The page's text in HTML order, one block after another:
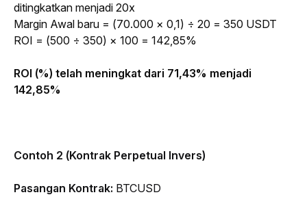
ditingkatkan menjadi 20x
Margin Awal baru = (70.000 × 0,1) ÷ 20 = 350 USDT
ROI = (500 ÷ 350) × 100 = 142,85%
ROI (%) telah meningkat dari 71,43% menjadi
142,85%
Contoh 2 (Kontrak Perpetual Invers)
Pasangan Kontrak: BTCUSD